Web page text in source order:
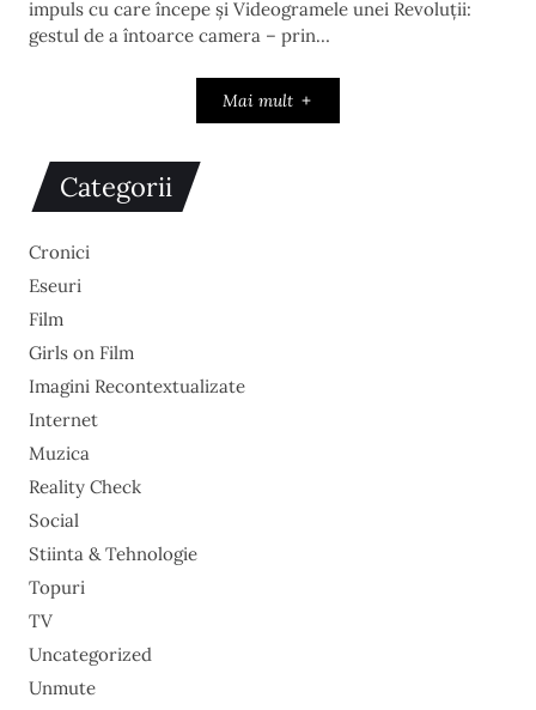
impuls cu care începe și Videogramele unei Revoluții:
gestul de a întoarce camera – prin…
Mai mult
Categorii
Cronici
Eseuri
Film
Girls on Film
Imagini Recontextualizate
Internet
Muzica
Reality Check
Social
Stiinta & Tehnologie
Topuri
TV
Uncategorized
Unmute